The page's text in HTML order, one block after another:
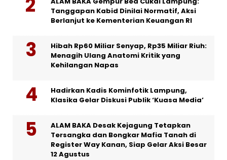
Tanggapan Kabid Dinilai Normatif, Aksi
Berlanjut ke Kementerian Keuangan RI
Hibah Rp60 Miliar Senyap, Rp35 Miliar Riuh:
Menagih Ulang Anatomi Kritik yang
Kehilangan Napas
Hadirkan Kadis Kominfotik Lampung,
Klasika Gelar Diskusi Publik ‘Kuasa Media’
ALAM BAKA Desak Kejagung Tetapkan
Tersangka dan Bongkar Mafia Tanah di
Register Way Kanan, Siap Gelar Aksi Besar
12 Agustus